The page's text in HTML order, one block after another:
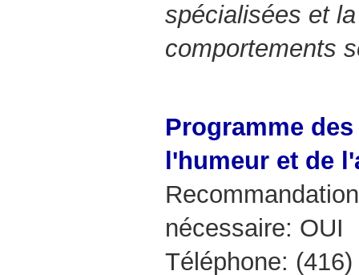
spécialisées et
comportements
Programme
l'humeur et de
nécessaire: OUI
Téléphone: